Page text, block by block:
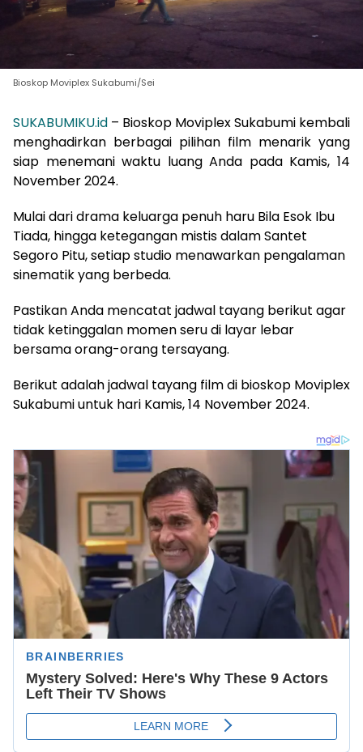
Bioskop Moviplex Sukabumi/Sei
SUKABUMIKU.id – Bioskop Moviplex Sukabumi kembali
menghadirkan berbagai pilihan film menarik yang
siap menemani waktu luang Anda pada Kamis, 14
November 2024.
Mulai dari drama keluarga penuh haru Bila Esok Ibu
Tiada, hingga ketegangan mistis dalam Santet
Segoro Pitu, setiap studio menawarkan pengalaman
sinematik yang berbeda.
Pastikan Anda mencatat jadwal tayang berikut agar
tidak ketinggalan momen seru di layar lebar
bersama orang-orang tersayang.
Berikut adalah jadwal tayang film di bioskop Moviplex
Sukabumi untuk hari Kamis, 14 November 2024.